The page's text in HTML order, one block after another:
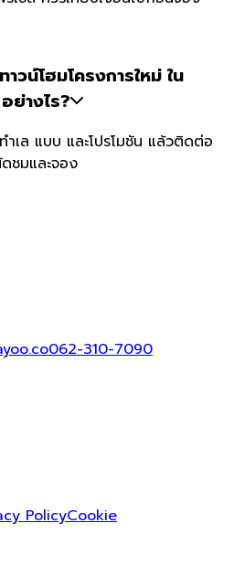
วน์โฮมโครงการใหม่ ใน
ย่างไร?
ำเล แบบ และโปรโมชัน แล้วติดต่อ
ชมและจอง
062-310-7090
PolicyCookie